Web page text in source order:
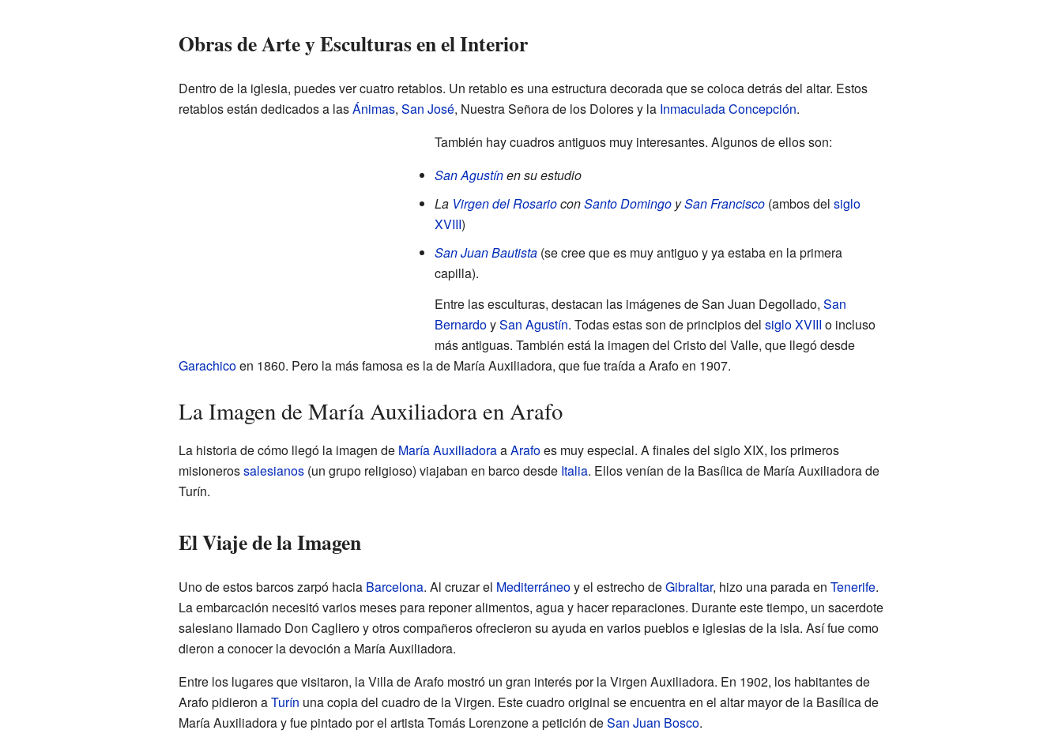
Obras de Arte y Esculturas en el Interior
Dentro de la iglesia, puedes ver cuatro retablos. Un retablo es una estructura decorada que se coloca detrás del altar. Estos
retablos están dedicados a lasÁnimas, San José, Nuestra Señora de los Dolores y la Inmaculada Concepción.
También hay cuadros antiguos muy interesantes. Algunos de ellos son:
San Agustínen su estudio
La Virgen del RosarioconSanto DomingoySan Francisco(ambos del siglo
XVIII)
San Juan Bautista(se cree que es muy antiguo y ya estaba en la primera
capilla).
Entre las esculturas, destacan las imágenes de San Juan Degollado, San
BernardoySan Agustín. Todas estas son de principios del siglo XVIII o incluso
más antiguas. También está la imagen del Cristo del Valle, que llegó desde
Garachicoen 1860. Pero la más famosa es la de María Auxiliadora, que fue traída a Arafo en 1907.
La Imagen de María Auxiliadora en Arafo
La historia de cómo llegó la imagen de María AuxiliadoraaArafoes muy especial. A finales del siglo XIX, los primeros
misionerossalesianos(un grupo religioso) viajaban en barco desde Italia. Ellos venían de la Basílica de María Auxiliadora de
Turín.
El Viaje de la Imagen
Uno de estos barcos zarpó hacia Barcelona. Al cruzar el Mediterráneoy el estrecho deGibraltar, hizo una parada en Tenerife.
La embarcación necesitó varios meses para reponer alimentos, agua y hacer reparaciones. Durante este tiempo, un sacerdote
salesiano llamado Don Cagliero y otros compañeros ofrecieron su ayuda en varios pueblos e iglesias de la isla. Así fue como
dieron a conocer la devoción a María Auxiliadora.
Entre los lugares que visitaron, la Villa de Arafo mostró un gran interés por la Virgen Auxiliadora. En 1902, los habitantes de
Arafo pidieron aTurín una copia del cuadro de la Virgen. Este cuadro original se encuentra en el altar mayor de la Basílica de
María Auxiliadora y fue pintado por el artista Tomás Lorenzone a petición deSan Juan Bosco.